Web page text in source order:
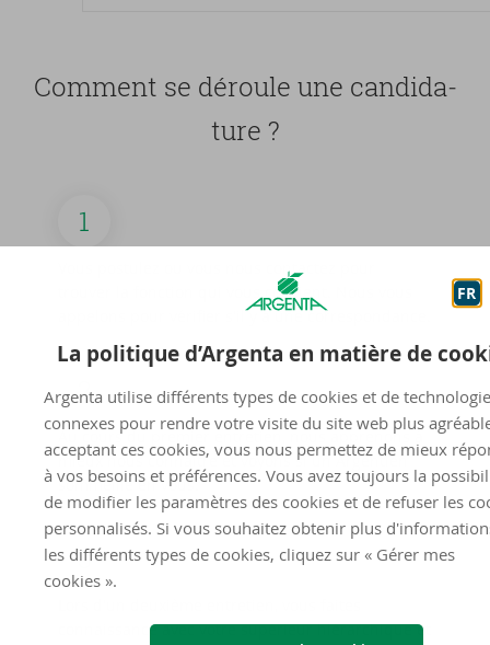
FR
La politique d’Argenta en matière de
Argenta utilise différents types de cookies et de
connexes pour rendre votre visite du site web plus
acceptant ces cookies, vous nous permettez de mieux
à vos besoins et préférences. Vous avez toujours la
de modifier les paramètres des cookies et de refuser les
personnalisés. Si vous souhaitez obtenir plus
les différents types de cookies, cliquez sur « Gérer mes
cookies ».
Com­ment se dé­roule une can­di­da­
ture ?
Vous postulez ou vous nous contactez pour
trouver la fonction qui vous convient. Nous vous
appelons pour vérifier s'il y a une correspondance.
Au cours du premier entretien, nous apprenons à
mieux nous connaître et voyons si un Argentien
sommeille en vous.
connaissance avec votre supérieur hiérarchique et